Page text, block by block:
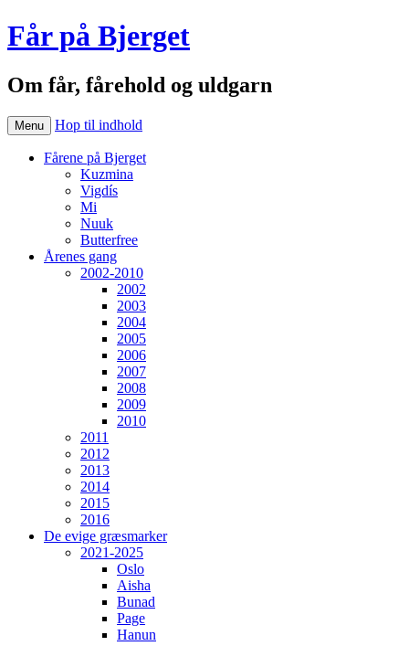
Får på Bjerget
Om får, fårehold og uldgarn
Menu Hop til indhold
Fårene på Bjerget
Kuzmina
Vigdís
Mi
Nuuk
Butterfree
Årenes gang
2002-2010
2002
2003
2004
2005
2006
2007
2008
2009
2010
2011
2012
2013
2014
2015
2016
De evige græsmarker
2021-2025
Oslo
Aisha
Bunad
Page
Hanun